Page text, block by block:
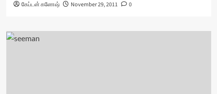
கேப்டன் கணேஷ் November 29, 2011 0